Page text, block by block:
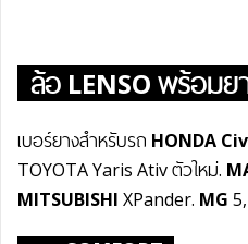
ล้อ LENSO พร้อมย
เบอร์ยางสำหรับรถ HONDA
TOYOTA Yaris Ativ ตัวใหม่.
MITSUBISHI XPander. MG